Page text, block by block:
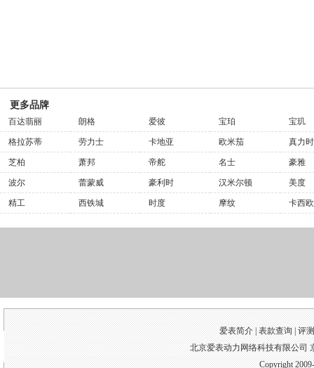
更多品牌
百达翡丽 朗格 爱彼 宝珀 宝玑
格拉苏蒂 劳力士 卡地亚 欧米茄 真力时
芝柏 萧邦 帝舵 名士 豪雅
波尔 蕾蒙威 豪利时 汉米尔顿 美度
精工 西铁城 时度 摩纹 卡西欧
爱表简介 |表款查询|评
北京爱表动力网络科技有限公司
Copyright